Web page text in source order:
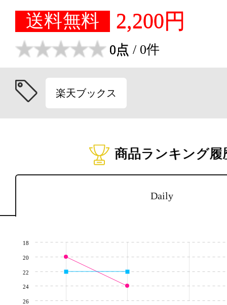
送料無料 2,200円
0点 / 0件
楽天ブックス
商品ランキング履
Daily
18
20
22
24
26